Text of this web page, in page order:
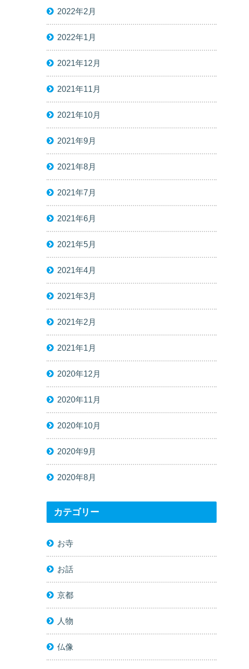
2022年2月
2022年1月
2021年12月
2021年11月
2021年10月
2021年9月
2021年8月
2021年7月
2021年6月
2021年5月
2021年4月
2021年3月
2021年2月
2021年1月
2020年12月
2020年11月
2020年10月
2020年9月
2020年8月
カテゴリー
お寺
お話
京都
人物
仏像